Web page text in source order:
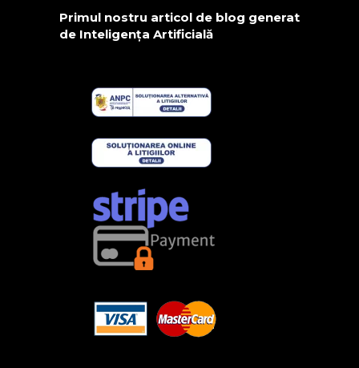
Primul nostru articol de blog generat
de Inteligența Artificială